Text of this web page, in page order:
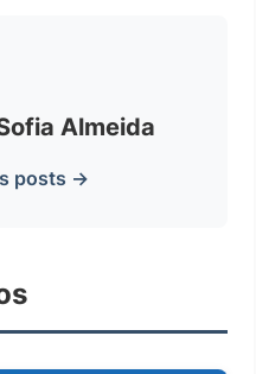
Almeida
posts →